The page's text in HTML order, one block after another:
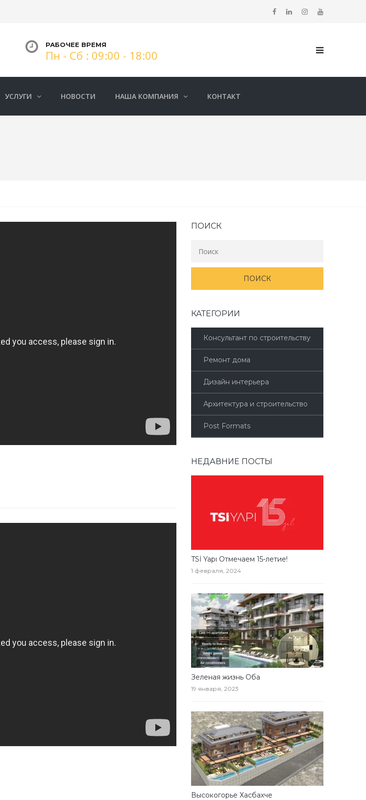
РАБОЧЕЕ ВРЕМЯ
Пн - Сб : 09:00 - 18:00
УСЛУГИ НОВОСТИ НАША КОМПАНИЯ КОНТАКТ
ПОИСК
КАТЕГОРИИ
Консультант по строительству
Ремонт дома
Дизайн интерьера
Архитектура и строительство
Post Formats
НЕДАВНИЕ ПОСТЫ
TSİ Yapı Отмечаем 15-летие!
1 февраля, 2024
Зеленая жизнь Оба
19 января, 2023
Высокогорье Хасбахче